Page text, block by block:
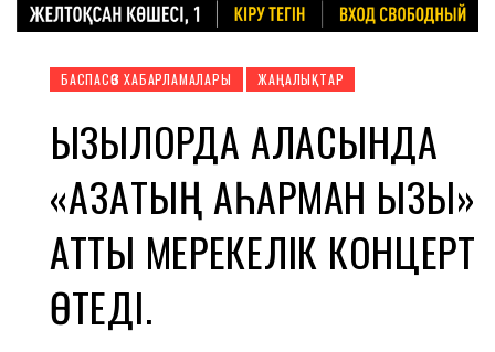
БАСПАСӨЗ ХАБАРЛАМАЛАРЫ ЖАҢАЛЫҚТАР
ҚЫЗЫЛОРДА ҚАЛАСЫНДА
«ҚАЗАҚТЫҢ ҚАҺАРМАН ҚЫЗЫ»
АТТЫ МЕРЕКЕЛІК КОНЦЕРТ
ӨТЕДІ.